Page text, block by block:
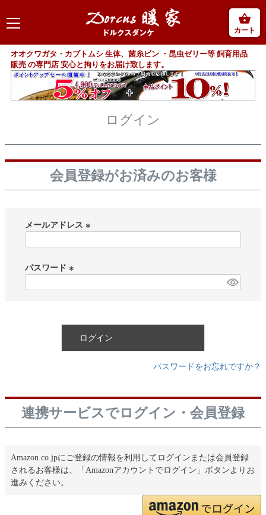
カート
オオクワガタ・カブトムシ 生体、菌糸ビン ・昆虫ゼリー等 飼育用品
販売 の専門店 安心と拘りをお届け致します。
ログイン
会員登録がお済みのお客様
メールアドレス
パスワード
ログイン
パスワードをお忘れですか？
連携サービスでログイン・会員登録
Amazon.co.jpにご登録の情報を利用してログインまたは会員登録
されるお客様は、「Amazonアカウントでログイン」ボタンよりお
進みください。